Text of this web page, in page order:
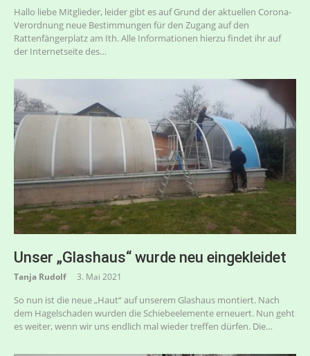
Hallo liebe Mitglieder, leider gibt es auf Grund der aktuellen Corona-
Verordnung neue Bestimmungen für den Zugang auf den
Rattenfängerplatz am Ith. Alle Informationen hierzu findet ihr auf
der Internetseite des…
Unser „Glashaus“ wurde neu eingekleidet
Tanja Rudolf 3. Mai 2021
So nun ist die neue „Haut“ auf unserem Glashaus montiert. Nach
dem Hagelschaden wurden die Schiebeelemente erneuert. Nun geht
es weiter, wenn wir uns endlich mal wieder treffen dürfen. Die…